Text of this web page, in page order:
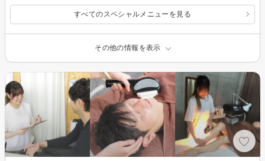
すべてのスペシャルメニューを見る
その他の情報を表示